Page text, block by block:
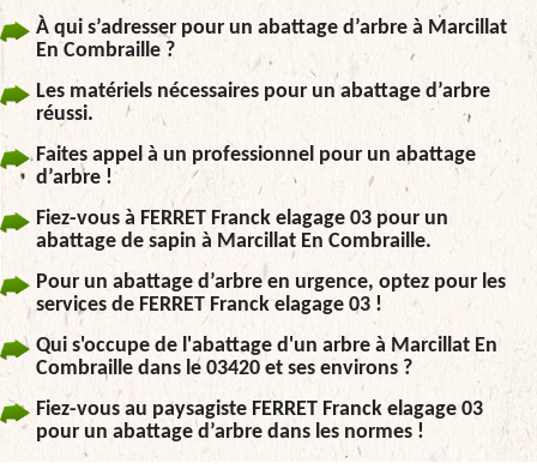
À qui s’adresser pour un abattage d’arbre à Marcillat
En Combraille ?
Les matériels nécessaires pour un abattage d’arbre
réussi.
Faites appel à un professionnel pour un abattage
d’arbre !
Fiez-vous à FERRET Franck elagage 03 pour un
abattage de sapin à Marcillat En Combraille.
Pour un abattage d’arbre en urgence, optez pour les
services de FERRET Franck elagage 03 !
Qui s'occupe de l'abattage d'un arbre à Marcillat En
Combraille dans le 03420 et ses environs ?
Fiez-vous au paysagiste FERRET Franck elagage 03
pour un abattage d’arbre dans les normes !